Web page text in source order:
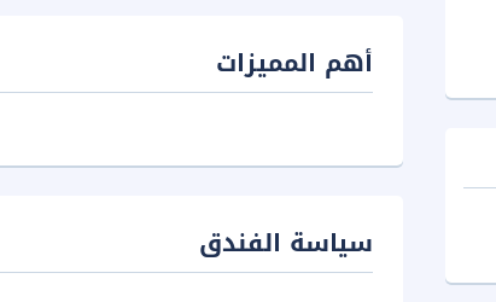
أهم المميزات
سياسة الفندق